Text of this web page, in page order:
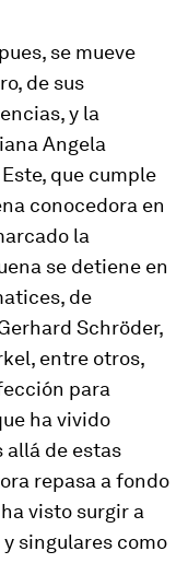
se mueve
de sus
y la
Angela
que cumple
conocedora en
la
se detiene en
de
Schröder,
entre otros,
para
ha vivido
allá de estas
repasa a fondo
visto surgir a
singulares como